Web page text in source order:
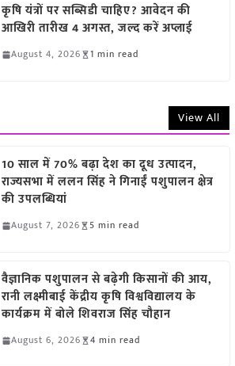
कृषि यंत्रों पर सब्सिडी चाहिए? आवेदन की
आखिरी तारीख 4 अगस्त, जल्द करें अप्लाई
August 4, 2026 1 min read
View All
10 साल में 70% बढ़ा देश का दूध उत्पादन,
राज्यसभा में ललन सिंह ने गिनाईं पशुपालन क्षेत्र
की उपलब्धियां
August 7, 2026 5 min read
वैज्ञानिक पशुपालन से बढ़ेगी किसानों की आय,
रानी लक्ष्मीबाई केंद्रीय कृषि विश्वविद्यालय के
कार्यक्रम में बोले शिवराज सिंह चौहान
August 6, 2026 4 min read